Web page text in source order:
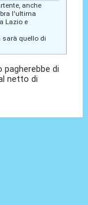
anche
l'ultima
Lazio e
quello di
pagherebbe di
netto di